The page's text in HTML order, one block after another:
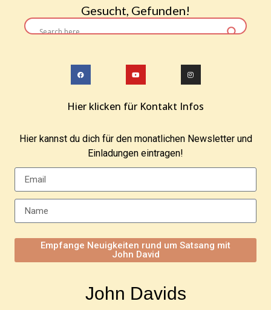
Gesucht, Gefunden!
Hier klicken für Kontakt Infos
Hier kannst du dich für den monatlichen Newsletter und
Einladungen eintragen!
Empfange Neuigkeiten rund um Satsang mit
John David
John Davids